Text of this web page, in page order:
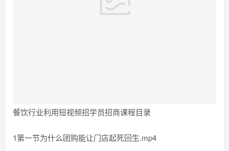
餐饮行业利用短视频招学员招商课程目录
1第一节为什么团购能让门店起死回生.mp4